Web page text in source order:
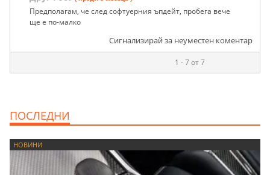
Предполагам, че след софтуерния ъпдейт, пробега вече
ще е по-малко
Сигнализирай за неуместен коментар
1 - 7 от 7
ПОСЛЕДНИ
НОВИНИ